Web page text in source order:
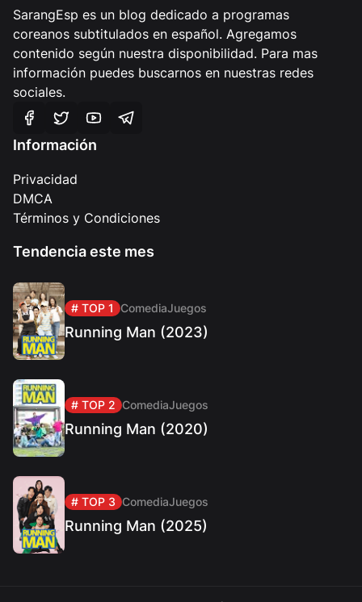
SarangEsp es un blog dedicado a programas
coreanos subtitulados en español. Agregamos
contenido según nuestra disponibilidad. Para mas
información puedes buscarnos en nuestras redes
sociales.
Información
Privacidad
DMCA
Términos y Condiciones
Tendencia este mes
# TOP 1 ComediaJuegos
Running Man (2023)
# TOP 2 ComediaJuegos
Running Man (2020)
# TOP 3 ComediaJuegos
Running Man (2025)